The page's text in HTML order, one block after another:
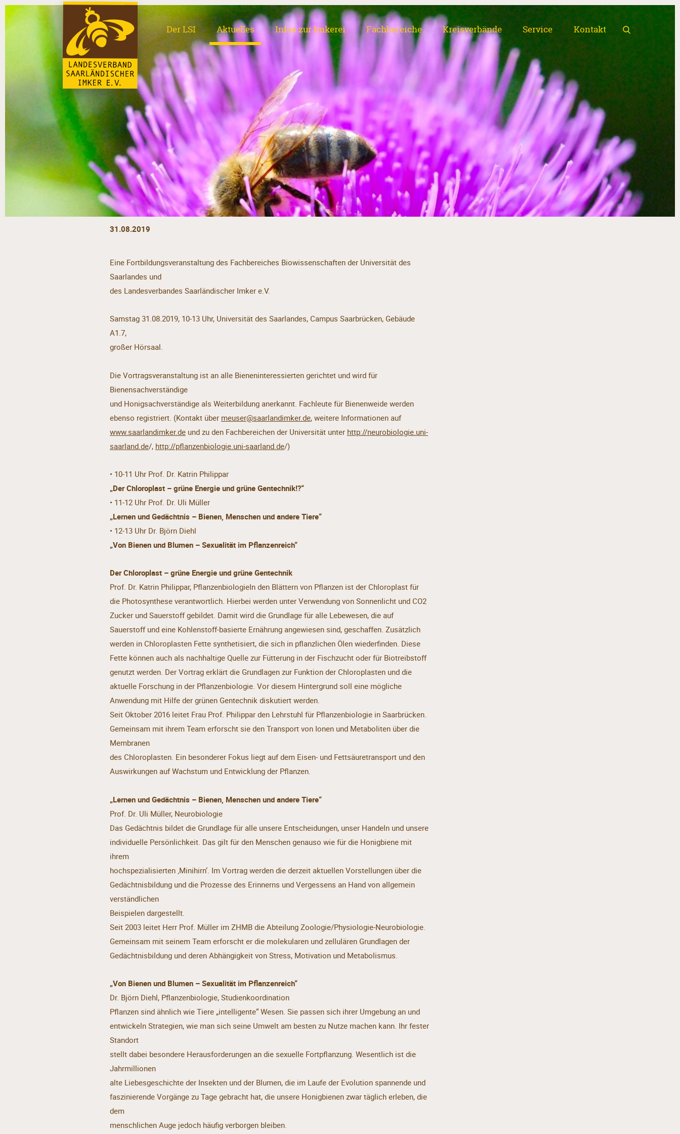
Der LSI Aktuelles Infos zur Imkerei Fachbereiche Kreisverbände Service Kontakt
31.08.2019
Eine Fortbildungsveranstaltung des Fachbereiches Biowissenschaften der Universität des
Saarlandes und
des Landesverbandes Saarländischer Imker e.V.
Samstag 31.08.2019, 10-13 Uhr, Universität des Saarlandes, Campus Saarbrücken, Gebäude
A1.7,
großer Hörsaal.
Die Vortragsveranstaltung ist an alle Bieneninteressierten gerichtet und wird für
Bienensachverständige
und Honigsachverständige als Weiterbildung anerkannt. Fachleute für Bienenweide werden
ebenso registriert. (Kontakt über meuser@saarlandimker.de, weitere Informationen auf
www.saarlandimker.deund zu den Fachbereichen der Universität unter http://neurobiologie.uni-
saarland.de/, http://pflanzenbiologie.uni-saarland.de/)
• 10-11 Uhr Prof. Dr. Katrin Philippar
„Der Chloroplast – grüne Energie und grüne Gentechnik!?“
• 11-12 Uhr Prof. Dr. Uli Müller
„Lernen und Gedächtnis – Bienen, Menschen und andere Tiere“
• 12-13 Uhr Dr. Björn Diehl
„Von Bienen und Blumen – Sexualität im Pflanzenreich“
Der Chloroplast – grüne Energie und grüne Gentechnik
Prof. Dr. Katrin Philippar, PflanzenbiologieIn den Blättern von Pflanzen ist der Chloroplast für
die Photosynthese verantwortlich. Hierbei werden unter Verwendung von Sonnenlicht und CO2
Zucker und Sauerstoff gebildet. Damit wird die Grundlage für alle Lebewesen, die auf
Sauerstoff und eine Kohlenstoff-basierte Ernährung angewiesen sind, geschaffen. Zusätzlich
werden in Chloroplasten Fette synthetisiert, die sich in pflanzlichen Ölen wiederfinden. Diese
Fette können auch als nachhaltige Quelle zur Fütterung in der Fischzucht oder für Biotreibstoff
genutzt werden. Der Vortrag erklärt die Grundlagen zur Funktion der Chloroplasten und die
aktuelle Forschung in der Pflanzenbiologie. Vor diesem Hintergrund soll eine mögliche
Anwendung mit Hilfe der grünen Gentechnik diskutiert werden.
Seit Oktober 2016 leitet Frau Prof. Philippar den Lehrstuhl für Pflanzenbiologie in Saarbrücken.
Gemeinsam mit ihrem Team erforscht sie den Transport von Ionen und Metaboliten über die
Membranen
des Chloroplasten. Ein besonderer Fokus liegt auf dem Eisen- und Fettsäuretransport und den
Auswirkungen auf Wachstum und Entwicklung der Pflanzen.
„Lernen und Gedächtnis – Bienen, Menschen und andere Tiere“
Prof. Dr. Uli Müller, Neurobiologie
Das Gedächtnis bildet die Grundlage für alle unsere Entscheidungen, unser Handeln und unsere
individuelle Persönlichkeit. Das gilt für den Menschen genauso wie für die Honigbiene mit
ihrem
hochspezialisierten ‚Minihirn‘. Im Vortrag werden die derzeit aktuellen Vorstellungen über die
Gedächtnisbildung und die Prozesse des Erinnerns und Vergessens an Hand von allgemein
verständlichen
Beispielen dargestellt.
Seit 2003 leitet Herr Prof. Müller im ZHMB die Abteilung Zoologie/Physiologie-Neurobiologie.
Gemeinsam mit seinem Team erforscht er die molekularen und zellulären Grundlagen der
Gedächtnisbildung und deren Abhängigkeit von Stress, Motivation und Metabolismus.
„Von Bienen und Blumen – Sexualität im Pflanzenreich“
Dr. Björn Diehl, Pflanzenbiologie, Studienkoordination
Pflanzen sind ähnlich wie Tiere „intelligente“ Wesen. Sie passen sich ihrer Umgebung an und
entwickeln Strategien, wie man sich seine Umwelt am besten zu Nutze machen kann. Ihr fester
Standort
stellt dabei besondere Herausforderungen an die sexuelle Fortpflanzung. Wesentlich ist die
Jahrmillionen
alte Liebesgeschichte der Insekten und der Blumen, die im Laufe der Evolution spannende und
faszinierende Vorgänge zu Tage gebracht hat, die unsere Honigbienen zwar täglich erleben, die
dem
menschlichen Auge jedoch häufig verborgen bleiben.